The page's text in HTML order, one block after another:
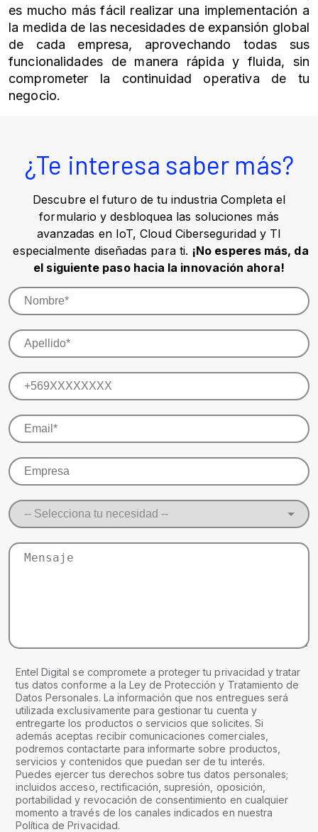
es mucho más fácil realizar una implementación a
la medida de las necesidades de expansión global
de cada empresa, aprovechando todas sus
funcionalidades de manera rápida y fluida, sin
comprometer la continuidad operativa de tu
negocio.
¿Te interesa saber más?
Descubre el futuro de tu industria Completa el
formulario y desbloquea las soluciones más
avanzadas en IoT, Cloud Ciberseguridad y TI
especialmente diseñadas para ti. ¡No esperes más, da
el siguiente paso hacia la innovación ahora!
Entel Digital se compromete a proteger tu privacidad y tratar
tus datos conforme a la Ley de Protección y Tratamiento de
Datos Personales. La información que nos entregues será
utilizada exclusivamente para gestionar tu cuenta y
entregarte los productos o servicios que solicites. Si
además aceptas recibir comunicaciones comerciales,
podremos contactarte para informarte sobre productos,
servicios y contenidos que puedan ser de tu interés.
Puedes ejercer tus derechos sobre tus datos personales;
incluidos acceso, rectificación, supresión, oposición,
portabilidad y revocación de consentimiento en cualquier
momento a través de los canales indicados en nuestra
Política de Privacidad.